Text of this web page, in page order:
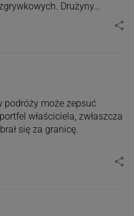
Drużyny…
share
podróży może zepsuć
właściciela, zwłaszcza
się za granicę.
share